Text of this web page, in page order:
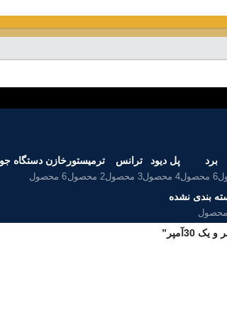
برد
6 محصول
پل دیود
4 محصول
ترانس
3 محصول
ترمیستور
2 محصول
خازن دستگاه
6 محصول
بندی نشده